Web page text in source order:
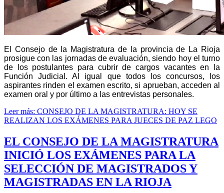
El Consejo de la Magistratura de la provincia de La Rioja
prosigue con las jornadas de evaluación, siendo hoy el turno
de los postulantes para cubrir de cargos vacantes en la
Función Judicial. Al igual que todos los concursos, los
aspirantes rinden el examen escrito, si aprueban, acceden al
examen oral y por último a las entrevistas personales.
Leer más: CONSEJO DE LA MAGISTRATURA: HOY SE
REALIZAN LOS EXÁMENES PARA JUECES DE PAZ LEGO
EL CONSEJO DE LA MAGISTRATURA
INICIÓ LOS EXÁMENES PARA LA
SELECCIÓN DE MAGISTRADOS Y
MAGISTRADAS EN LA RIOJA